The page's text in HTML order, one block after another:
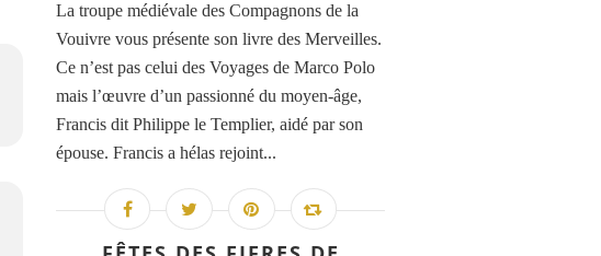
La troupe médiévale des Compagnons de la
Vouivre vous présente son livre des Merveilles.
Ce n’est pas celui des Voyages de Marco Polo
mais l’œuvre d’un passionné du moyen-âge,
Francis dit Philippe le Templier, aidé par son
épouse. Francis a hélas rejoint...